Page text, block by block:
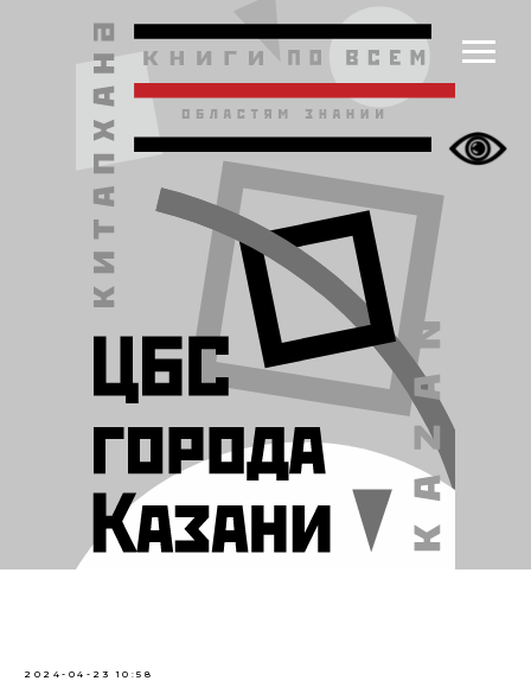
2024-04-23 10:58